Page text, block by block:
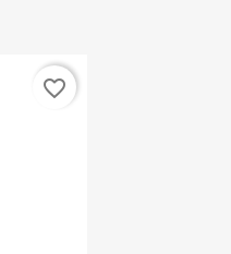
favorite_border